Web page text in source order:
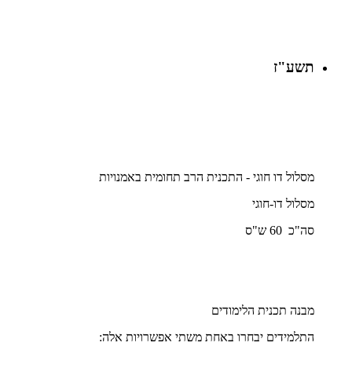
תשע"ז
מסלול דו חוגי - התכנית הרב תחומית באמנויות
מסלול דו-חוגי
סה"כ 60 ש"ס
מבנה תכנית הלימודים
התלמידים יבחרו באחת משתי אפשרויות אלה: